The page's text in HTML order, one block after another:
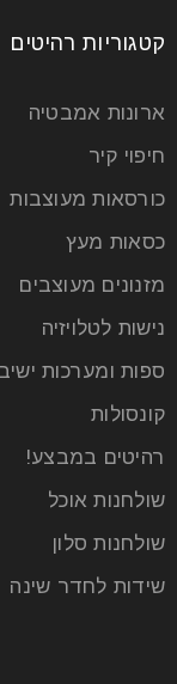
עיצוב חדר
22 יונ
חדר האמבטיה הוא
בלבד – הוא
קטגוריות רהיטים
ארונות אמבטיה
חיפוי קיר
כורסאות מעוצבות
כסאות מעץ
מזנונים מעוצבים
נישות לטלויזיה
ספות ומערכות
קונסולות
רהיטים במבצע!
שולחנות אוכל
שולחנות סלון
שידות לחדר שינה